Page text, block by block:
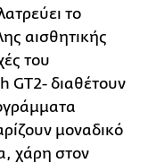
το
αισθητικής
του
GT2- διαθέτουν
μοναδικό
χάρη στον